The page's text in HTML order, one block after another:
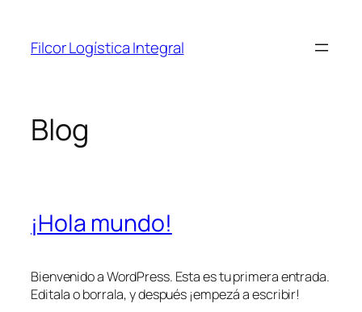
contenido
Filcor Logística Integral
Blog
¡Hola mundo!
Bienvenido a WordPress. Esta es tu primera entrada.
Editala o borrala, y después ¡empezá a escribir!